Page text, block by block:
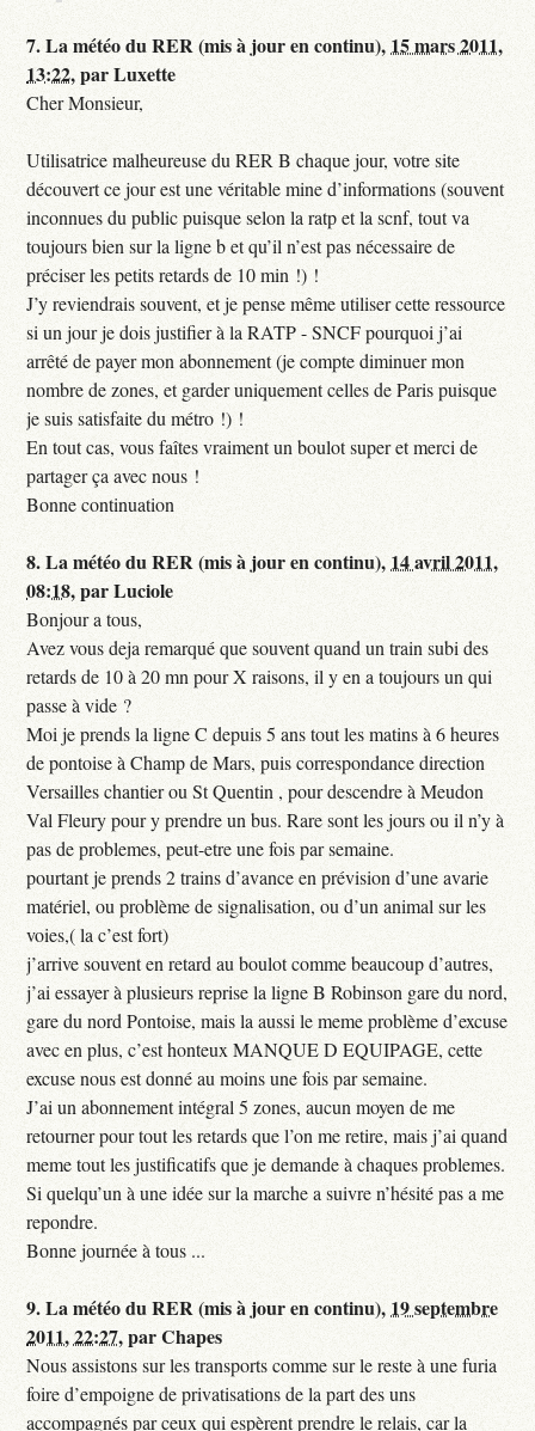
7.La météo du RER (mis à jour en continu), 15 mars 2011,
13:22,parLuxette
Cher Monsieur,
Utilisatrice malheureuse du RER B chaque jour, votre site
découvert ce jour est une véritable mine d’informations (souvent
inconnues du public puisque selon la ratp et la scnf, tout va
toujours bien sur la ligne b et qu’il n’est pas nécessaire de
préciser les petits retards de 10 min !) !
J’y reviendrais souvent, et je pense même utiliser cette ressource
si un jour je dois justifier à la RATP - SNCF pourquoi j’ai
arrêté de payer mon abonnement (je compte diminuer mon
nombre de zones, et garder uniquement celles de Paris puisque
je suis satisfaite du métro !) !
En tout cas, vous faîtes vraiment un boulot super et merci de
partager ça avec nous !
Bonne continuation
8.La météo du RER (mis à jour en continu), 14 avril 2011,
08:18,parLuciole
Bonjour a tous,
Avez vous deja remarqué que souvent quand un train subi des
retards de 10 à 20 mn pour X raisons, il y en a toujours un qui
passe à vide ?
Moi je prends la ligne C depuis 5 ans tout les matins à 6 heures
de pontoise à Champ de Mars, puis correspondance direction
Versailles chantier ou St Quentin , pour descendre à Meudon
Val Fleury pour y prendre un bus. Rare sont les jours ou il n’y à
pas de problemes, peut-etre une fois par semaine.
pourtant je prends 2 trains d’avance en prévision d’une avarie
matériel, ou problème de signalisation, ou d’un animal sur les
voies,( la c’est fort)
j’arrive souvent en retard au boulot comme beaucoup d’autres,
j’ai essayer à plusieurs reprise la ligne B Robinson gare du nord,
gare du nord Pontoise, mais la aussi le meme problème d’excuse
avec en plus, c’est honteux MANQUE D EQUIPAGE, cette
excuse nous est donné au moins une fois par semaine.
J’ai un abonnement intégral 5 zones, aucun moyen de me
retourner pour tout les retards que l’on me retire, mais j’ai quand
meme tout les justificatifs que je demande à chaques problemes.
Si quelqu’un à une idée sur la marche a suivre n’hésité pas a me
repondre.
Bonne journée à tous ...
9.La météo du RER (mis à jour en continu), 19 septembre
2011, 22:27,parChapes
Nous assistons sur les transports comme sur le reste à une furia
foire d’empoigne de privatisations de la part des uns
accompagnés par ceux qui espèrent prendre le relais, car la